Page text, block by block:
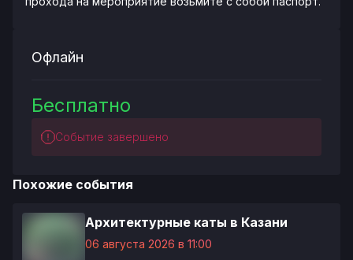
Офлайн
Бесплатно
Событие завершено
Похожие события
Архитектурные каты в Казани
06 августа 2026 в 11:00